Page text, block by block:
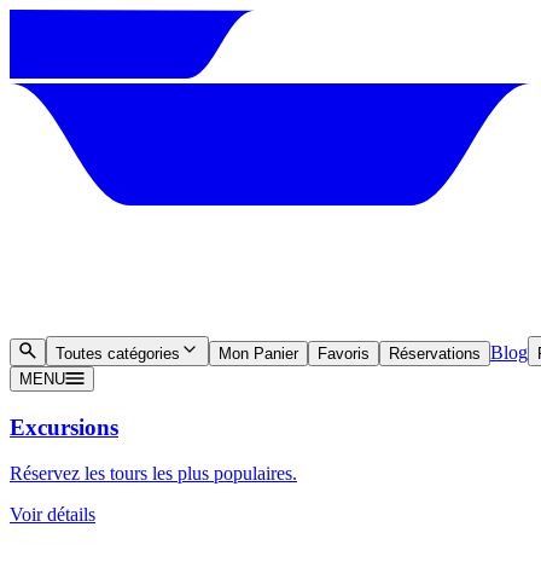
Toutes catégories Mon Panier Favoris Réservations Blog
MENU
Excursions
Réservez les tours les plus populaires.
Voir détails